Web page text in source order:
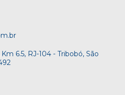
6.5, RJ-104 - Tribobó, São